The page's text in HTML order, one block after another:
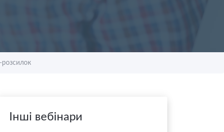
розсилок
Інші вебінари